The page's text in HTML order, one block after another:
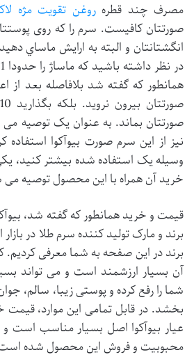
مصرف چند قطرهروغن تقویت مژه
صورتتان کافیست. سرم را که روی
انگشتانتان و البته به ارایش ماساي
همانطور که گفته شد بلافاصله بعد
صورتتان بماند. به عنوان یک توصیه می
نیز از این سرم صورت بیوآکوا استفاده
وسیله یک استفاده شده بیشتر کنید،
خرید آن همراه با این محصول توصیه
قیمت و خرید همانطور که گفته شد،
برند و مارک تولید کننده سرم طلا در
برند در این صفحه به شما معرفی کردیم.
آن بسیار ارزشمند است و می تواند
شما را رفع کرده و پوستی زیبا، سالم،
عیار بیوآکوا اصل بسیار مناسب است
محبوبیت و فروش این محصول شده